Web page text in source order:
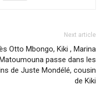
Next article
Otto Mbongo, Kiki , Marina
passe dans les
de Juste Mondélé, cousin
de Kiki